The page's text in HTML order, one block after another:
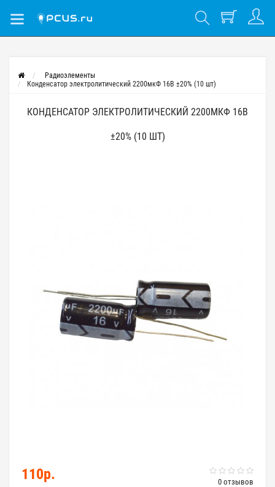
Радиоэлементы
Конденсатор электролитический 2200мкФ 16В ±20% (10 шт)
КОНДЕНСАТОР ЭЛЕКТРОЛИТИЧЕСКИЙ 2200МКФ 16В
±20% (10 ШТ)
0 отзывов
110р.